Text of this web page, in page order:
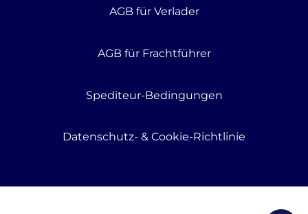
AGB für Verlader
AGB für Frachtführer
Spediteur-Bedingungen
Datenschutz- & Cookie-Richtlinie